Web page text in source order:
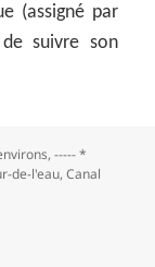
(assigné par
suivre son
,----- *
de-l'eau,Canal
au barrage Zola